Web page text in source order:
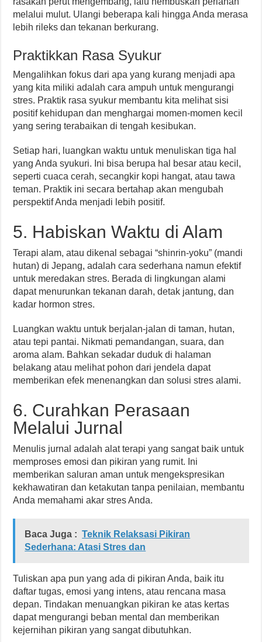
melalui mulut. Ulangi beberapa kali hingga Anda merasa
lebih rileks dan tekanan berkurang.
Praktikkan Rasa Syukur
Mengalihkan fokus dari apa yang kurang menjadi apa
yang kita miliki adalah cara ampuh untuk mengurangi
stres. Praktik rasa syukur membantu kita melihat sisi
positif kehidupan dan menghargai momen-momen kecil
yang sering terabaikan di tengah kesibukan.
Setiap hari, luangkan waktu untuk menuliskan tiga hal
yang Anda syukuri. Ini bisa berupa hal besar atau kecil,
seperti cuaca cerah, secangkir kopi hangat, atau tawa
teman. Praktik ini secara bertahap akan mengubah
perspektif Anda menjadi lebih positif.
5. Habiskan Waktu di Alam
Terapi alam, atau dikenal sebagai “shinrin-yoku” (mandi
hutan) di Jepang, adalah cara sederhana namun efektif
untuk meredakan stres. Berada di lingkungan alami
dapat menurunkan tekanan darah, detak jantung, dan
kadar hormon stres.
Luangkan waktu untuk berjalan-jalan di taman, hutan,
atau tepi pantai. Nikmati pemandangan, suara, dan
aroma alam. Bahkan sekadar duduk di halaman
belakang atau melihat pohon dari jendela dapat
memberikan efek menenangkan dan solusi stres alami.
6. Curahkan Perasaan
Melalui Jurnal
Menulis jurnal adalah alat terapi yang sangat baik untuk
memproses emosi dan pikiran yang rumit. Ini
memberikan saluran aman untuk mengekspresikan
kekhawatiran dan ketakutan tanpa penilaian, membantu
Anda memahami akar stres Anda.
Baca Juga : Teknik Relaksasi Pikiran
Sederhana: Atasi Stres dan
Tuliskan apa pun yang ada di pikiran Anda, baik itu
daftar tugas, emosi yang intens, atau rencana masa
depan. Tindakan menuangkan pikiran ke atas kertas
dapat mengurangi beban mental dan memberikan
kejernihan pikiran yang sangat dibutuhkan.